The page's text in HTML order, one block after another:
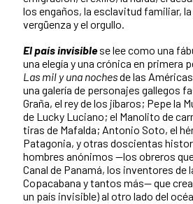
los engaños, la esclavitud familiar,
vergüenza y el orgullo.
El país invisiblese lee como una
una elegía y una crónica en primera
Las mil y una nochesde las
una galería de personajes gallegos
Graña, el rey de los jíbaros; Pepe la
de Lucky Luciano; el Manolito de
tiras de Mafalda; Antonio Soto, el
Patagonia, y otras doscientas
hombres anónimos —los obreros
Canal de Panamá, los inventores de
Copacabana y tantos más— que
un país invisible) al otro lado del